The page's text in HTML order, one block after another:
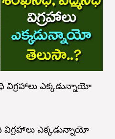
విగ్రహాలు ఎక్కడున్నాయో
విగ్రహాలు ఎక్కడున్నాయో